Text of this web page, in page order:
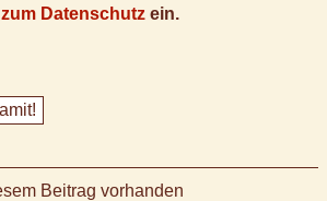
Datenschutzein.
Beitrag vorhanden